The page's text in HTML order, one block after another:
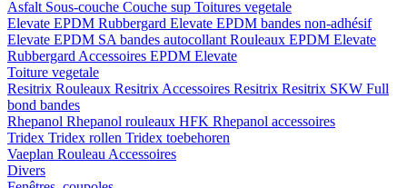
Asfalt Sous-couche Couche sup Toitures vegetale
Elevate EPDM Rubbergard Elevate EPDM bandes non-adhésif
Elevate EPDM SA bandes autocollant Rouleaux EPDM Elevate
Rubbergard Accessoires EPDM Elevate
Toiture vegetale
Resitrix Rouleaux Resitrix Accessoires Resitrix Resitrix SKW Full
bond bandes
Rhepanol Rhepanol rouleaux HFK Rhepanol accessoires
Tridex Tridex rollen Tridex toebehoren
Vaeplan Rouleau Accessoires
Divers